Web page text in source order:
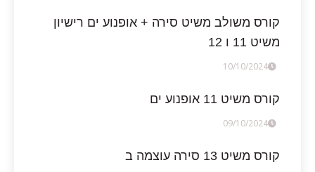
קורס משולב משיט סירה + אופנוע ים רישיון
משיט 11 ו 12
10/10/2024
קורס משיט 11 אופנוע ים
09/10/2024
קורס משיט 13 סירה עוצמה ב